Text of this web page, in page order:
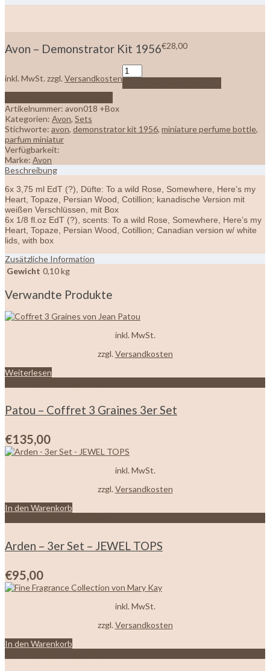
Avon – Demonstrator Kit 1956€28,00
inkl. MwSt.zzgl.Versandkosten
Artikelnummer: avon018 +Box
Kategorien: Avon, Sets
Stichworte: avon, demonstrator kit 1956, miniature perfume bottle,
parfum miniatur
Verfügbarkeit:
Marke: Avon
Beschreibung
6x 3,75 ml EdT (?), Düfte: To a wild Rose, Somewhere, Here’s my
Heart, Topaze, Persian Wood, Cotillion; kanadische Version mit
weißen Verschlüssen, mit Box
6x 1/8 fl.oz EdT (?), scents: To a wild Rose, Somewhere, Here’s my
Heart, Topaze, Persian Wood, Cotillion; Canadian version w/ white
lids, with box
Zusätzliche Information
Gewicht 0,10 kg
Verwandte Produkte
inkl. MwSt.
zzgl. Versandkosten
Weiterlesen
Patou – Coffret 3 Graines 3er Set
€135,00
inkl. MwSt.
zzgl.Versandkosten
In den Warenkorb
Arden – 3er Set – JEWEL TOPS
€95,00
inkl. MwSt.
zzgl. Versandkosten
In den Warenkorb